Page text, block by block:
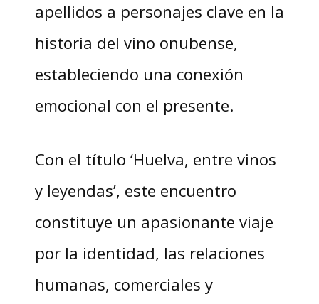
apellidos a personajes clave en la
historia del vino onubense,
estableciendo una conexión
emocional con el presente.
Con el título ‘Huelva, entre vinos
y leyendas’, este encuentro
constituye un apasionante viaje
por la identidad, las relaciones
humanas, comerciales y